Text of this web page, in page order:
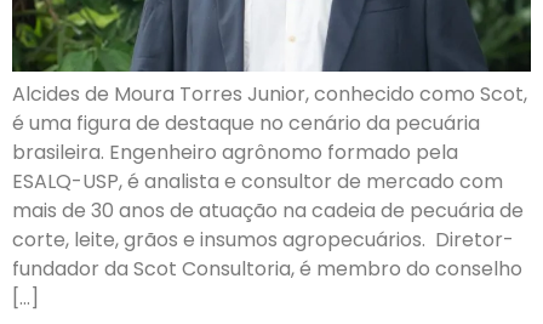
Alcides de Moura Torres Junior, conhecido como Scot,
é uma figura de destaque no cenário da pecuária
brasileira. Engenheiro agrônomo formado pela
ESALQ-USP, é analista e consultor de mercado com
mais de 30 anos de atuação na cadeia de pecuária de
corte, leite, grãos e insumos agropecuários. Diretor-
fundador da Scot Consultoria, é membro do conselho
[…]